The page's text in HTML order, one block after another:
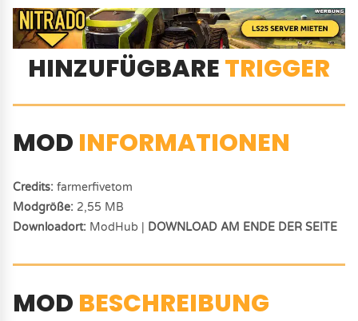
HINZUFÜGBARETRIGGER
MOD INFORMATIONEN
Credits: farmerfivetom
Modgröße: 2,55 MB
Downloadort: ModHub | DOWNLOAD AM ENDE DER SEITE
MOD BESCHREIBUNG